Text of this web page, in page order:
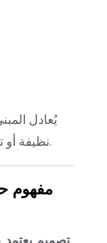
يُعادل
نظيفة أو تعويضات كربونية، مما يجعله غير مؤذٍ للبيئة.